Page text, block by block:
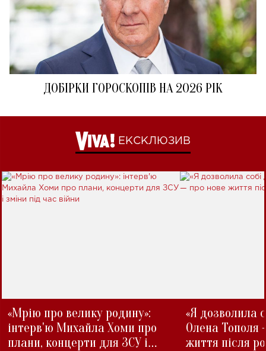
ДОБІРКИ ГОРОСКОПІВ НА 2026 РІК
ЕКСКЛЮЗИВ
«Мрію про велику родину»:
інтерв'ю Михайла Хоми про
плани, концерти для ЗСУ і
«Я дозволила
Олена Тополя
життя після